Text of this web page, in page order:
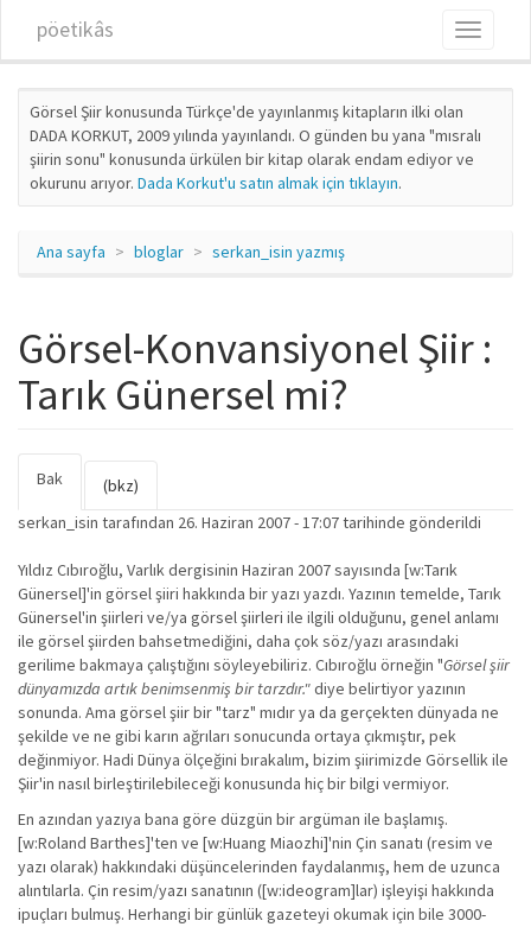
pöetikâs
Toggle
Görsel Şiir konusunda Türkçe'de yayınlanmış kitapların ilki olan
DADA KORKUT, 2009 yılında yayınlandı. O günden bu yana "mısralı
şiirin sonu" konusunda ürkülen bir kitap olarak endam ediyor ve
okurunu arıyor. Dada Korkut'u satın almak için tıklayın.
Ana sayfa bloglar serkan_isin yazmış
Görsel-Konvansiyonel Şiir :
Tarık Günersel mi?
Birincil sekmeler
Bak
sekme)
(bkz)
serkan_isin tarafından 26. Haziran 2007 - 17:07 tarihinde gönderildi
Yıldız Cıbıroğlu, Varlık dergisinin Haziran 2007 sayısında [w:Tarık
Günersel]'in görsel şiiri hakkında bir yazı yazdı. Yazının temelde, Tarık
Günersel'in şiirleri ve/ya görsel şiirleri ile ilgili olduğunu, genel anlamı
ile görsel şiirden bahsetmediğini, daha çok söz/yazı arasındaki
gerilime bakmaya çalıştığını söyleyebiliriz. Cıbıroğlu örneğin "Görsel şiir
dünyamızda artık benimsenmiş bir tarzdır."diye belirtiyor yazının
sonunda. Ama görsel şiir bir "tarz" mıdır ya da gerçekten dünyada ne
şekilde ve ne gibi karın ağrıları sonucunda ortaya çıkmıştır, pek
değinmiyor. Hadi Dünya ölçeğini bırakalım, bizim şiirimizde Görsellik ile
Şiir'in nasıl birleştirilebileceği konusunda hiç bir bilgi vermiyor.
En azından yazıya bana göre düzgün bir argüman ile başlamış.
[w:Roland Barthes]'ten ve [w:Huang Miaozhi]'nin Çin sanatı (resim ve
yazı olarak) hakkındaki düşüncelerinden faydalanmış, hem de uzunca
alıntılarla. Çin resim/yazı sanatının ([w:ideogram]lar) işleyişi hakkında
ipuçları bulmuş. Herhangi bir günlük gazeteyi okumak için bile 3000-